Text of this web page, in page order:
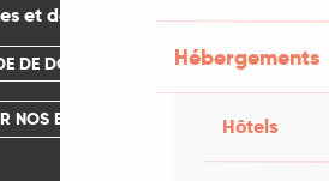
Hébergements
Hôtels
et documentations
DE DOCUMENTATION
NOS BROCHURES